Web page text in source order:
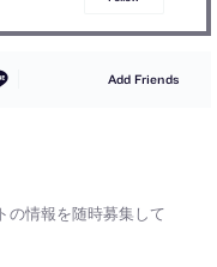
Add Friends
の情報を随時募集して